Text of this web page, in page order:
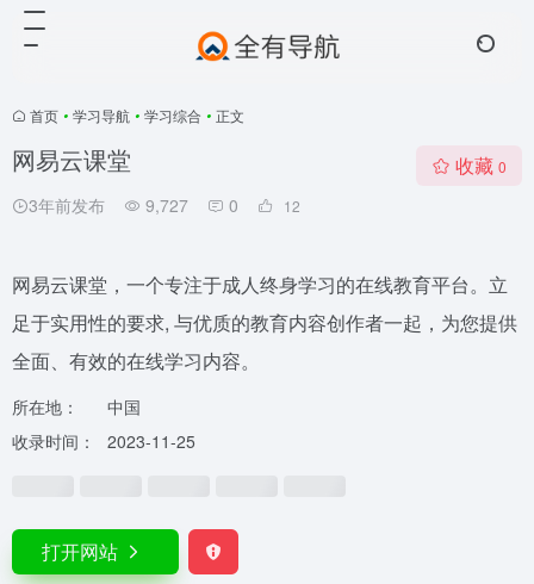
首页 • 学习导航 • 学习综合 • 正文
网易云课堂
3年前发布 9,727 0 12
收藏 0
网易云课堂，一个专注于成人终身学习的在线教育平台。立
足于实用性的要求, 与优质的教育内容创作者一起，为您提供
全面、有效的在线学习内容。
所在地：
中国
收录时间：
2023-11-25
打开网站